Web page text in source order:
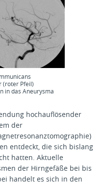
(roter Pfeil)
in das Aneurysma
hochauflösender
der
entdeckt, die sich bislang
hatten. Aktuelle
der Hirngefäße bei bis
handelt es sich in den